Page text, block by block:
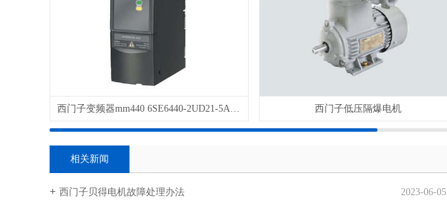
西门子变频器mm440 6SE6440-2UD21-5AA1 西门子低压隔爆电机
相关新闻
西门子贝得电机故障处理办法 2023-06-05